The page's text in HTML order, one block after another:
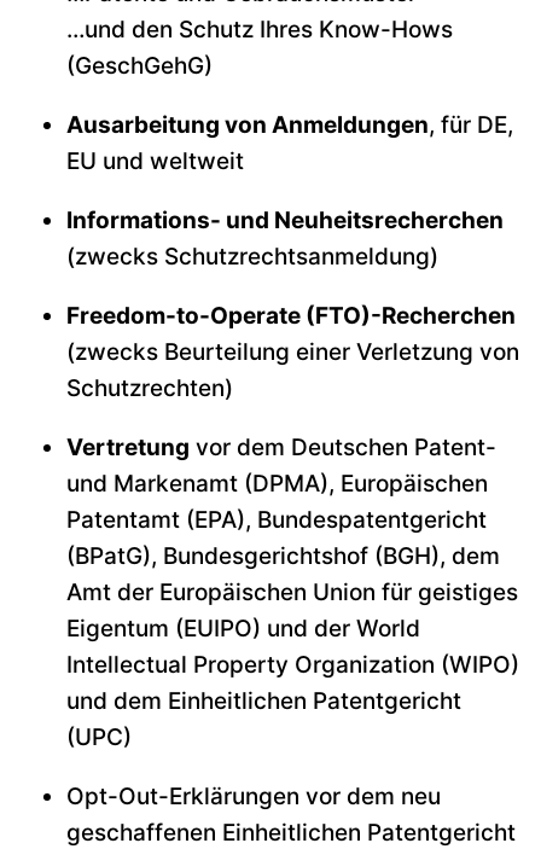
…und den Schutz Ihres Know-Hows
(GeschGehG)
Ausarbeitung von Anmeldungen, für DE,
EU und weltweit
Informations- und Neuheitsrecherchen
(zwecks Schutzrechtsanmeldung)
Freedom-to-Operate (FTO)-Recherchen
(zwecks Beurteilung einer Verletzung von
Schutzrechten)
Vertretung vor dem Deutschen Patent-
und Markenamt (DPMA), Europäischen
Patentamt (EPA), Bundespatentgericht
(BPatG), Bundesgerichtshof (BGH), dem
Amt der Europäischen Union für geistiges
Eigentum (EUIPO) und der World
Intellectual Property Organization (WIPO)
und dem Einheitlichen Patentgericht
(UPC)
Opt-Out-Erklärungen vor dem neu
geschaffenen Einheitlichen Patentgericht